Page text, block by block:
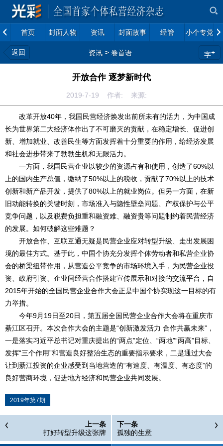
首页 封面人物 资讯 封面故事 经管 小个专党建
返回 资讯 > 卷首语 字+
开放合作 逐梦新时代
2019-7-19 作者: 来源:
改革开放40年，我国民营经济焕发出前所未有的活力，为中国成
长为世界第二大经济体作出了不可磨灭的贡献，在稳定增长、促进创
新、增加就业、改善民生等方面发挥着十分重要的作用，给经济发展
和社会进步带来了勃勃生机和无限活力。
一方面，我国民营企业以较少的资源占有和使用，创造了60%以
上的国内生产总值，缴纳了50%以上的税收，贡献了70%以上的技术
创新和新产品开发，提供了80%以上的就业岗位。但另一方面，在新
旧动能转换的关键时刻，市场准入与隐性壁垒问题、产权保护与公平
竞争问题，以及税费负担重和融资难、融资贵等问题制约着民营经济
的发展。如何破解这些难题？
开放合作、互联互通无疑是民营企业应对转型升级、走出发展困
境的最佳方式。基于此，中国个协充分发挥个体劳动者和私营企业协
会的桥梁纽带作用，从营造公平竞争的市场环境入手，为民营企业投
资、政府引资、企业间经营合作搭建宣传展示和对接的交流平台，自
2015年开始的全国民营企业合作大会正是中国个协实现这一目标的有
力举措。
今年9月19日至20日，第五届全国民营企业合作大会将在重庆市
綦江区召开。本次合作大会的主题是“创新激发活力 合作共赢未来”，
一是落实习近平总书记对重庆提出的“两点”定位、“两地”“两高”目标、
发挥“三个作用”和营造良好整治生态的重要指示要求，二是通过大会
让到綦江投资的企业感受到当地营造的“有速度、有温度、有态度”的
良好营商环境，促进地方经济和民营企业共同发展。
2019年第7期
上一条
打好转型升级这张牌
下一条
孤独的生意